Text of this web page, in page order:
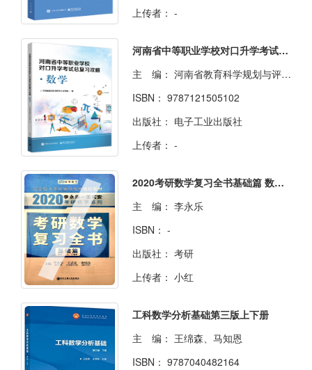
上传者： -
河南省中等职业学校对口升学考试基础攻略·数学
主 编： 河南省教育科学规划与评估院
ISBN： 9787121505102
出版社： 电子工业出版社
上传者： -
2020考研数学复习全书基础篇 数学一、二、三通用
主 编： 李永乐
ISBN： -
出版社： 考研
上传者： 小红
工科数学分析基础第三版上下册
主 编： 王绵森、马知恩
ISBN： 9787040482164